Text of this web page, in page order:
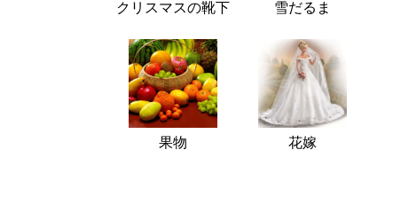
クリスマスの靴下 雪だるま
果物 花嫁